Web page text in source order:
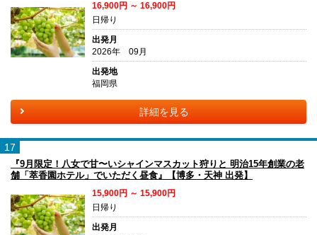
16,900円 ～ 16,900円
日帰り
出発月
2026年 09月
出発地
福岡県
詳細を見る
17
『9月限定！八女で甘〜いシャインマスカット狩りと 明治15年創業の老
舗「萃香園ホテル」でいただく昼食』【博多・天神 出発】
15,900円 ～ 15,900円
日帰り
出発月